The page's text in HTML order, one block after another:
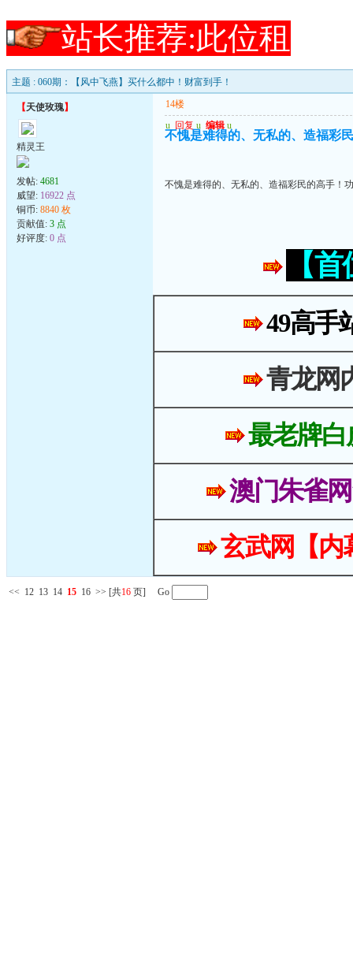
站长推荐:此位租
主题 : 060期：【风中飞燕】买什么都中！财富到手！
【天使玫瑰】
精灵王
发帖: 4681
威望: 16922 点
铜币: 8840 枚
贡献值: 3 点
好评度: 0 点
14楼
u 回复 u 编辑 u
不愧是难得的、无私的、造福彩
不愧是难得的、无私的、造福彩民的高手！
【
49高手
青龙网
最老牌白
澳门朱雀
玄武网【
<< 12 13 14 15 16 >> [共16 页] Go